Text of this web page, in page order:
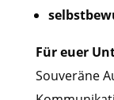
Für euer
Souveräne